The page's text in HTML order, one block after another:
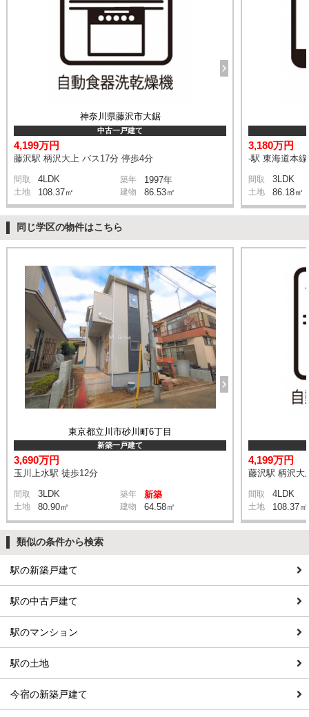
神奈川県藤沢市大鋸
中古一戸建て
4,199万円
藤沢駅 柄沢大上 バス17分 停歩4分
間取 4LDK 築年 1997年
土地 108.37㎡ 建物 86.53㎡
3,180万円
-駅 東海道本
間取 3LDK
土地 86.18㎡
同じ学区の物件はこちら
東京都立川市砂川町6丁目
新築一戸建て
3,690万円
玉川上水駅 徒歩12分
間取 3LDK 築年 新築
土地 80.90㎡ 建物 64.58㎡
4,199万円
藤沢駅 柄沢大
間取 4LDK
土地 108.37㎡
類似の条件から検索
駅の新築戸建て
駅の中古戸建て
駅のマンション
駅の土地
今宿の新築戸建て